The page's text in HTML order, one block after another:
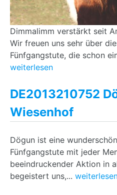
Dimmalimm verstärkt seit
Wir freuen uns sehr über
Fünfgangstute, die schon
weiterlesen
DE2013210752
Wiesenhof
Dögun ist eine
Fünfgangstute mit jeder
beeindruckender Aktion in
begeistert uns,...